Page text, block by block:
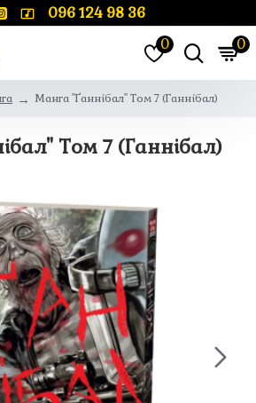
096 124 98 36
0 0
Манга "Ґаннібал" Том 7 (Ганнібал)
Том 7 (Ганнібал)